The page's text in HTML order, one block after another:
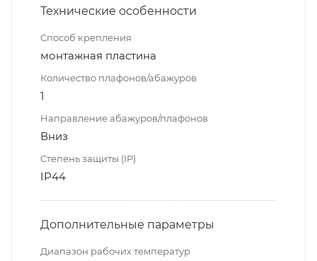
Технические особенности
Способ крепления
монтажная пластина
Количество плафонов/абажуров
1
Направление абажуров/плафонов
Вниз
Степень защиты (IP)
IP44
Дополнительные параметры
Диапазон рабочих температур